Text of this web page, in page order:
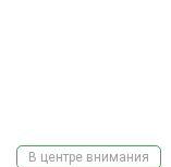
В центре внимания